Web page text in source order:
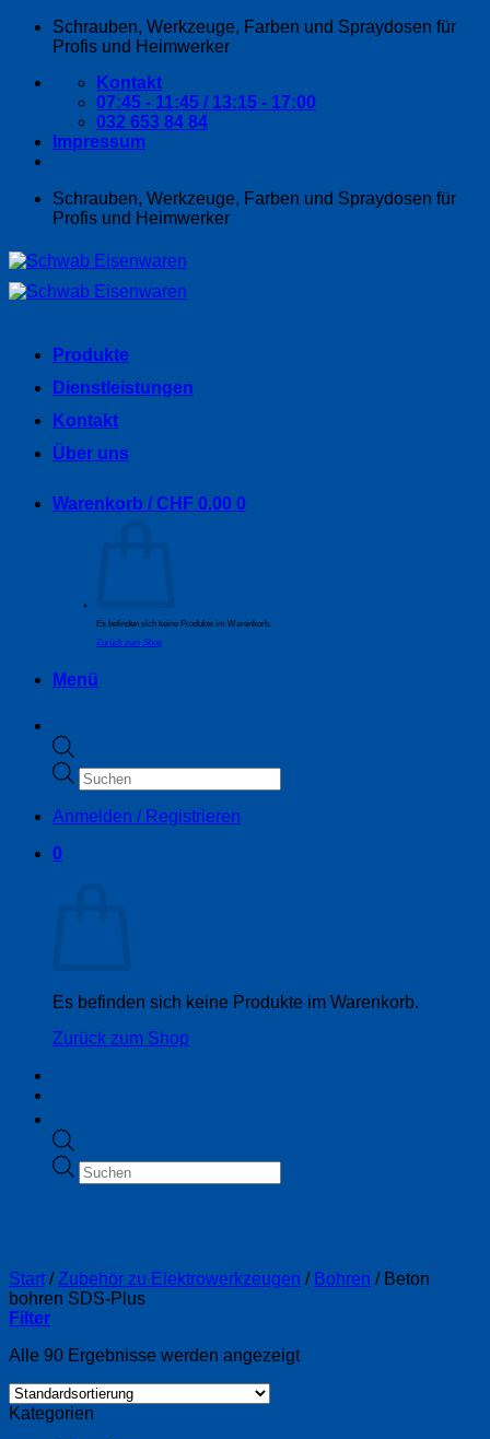
Zum
Schrauben, Werkzeuge, Farben und Spraydosen für
Profis und Heimwerker
Kontakt
07:45 - 11:45 / 13:15 - 17:00
032 653 84 84
Impressum
Schrauben, Werkzeuge, Farben und Spraydosen für
Profis und Heimwerker
Products
search
Anmelden / Registrieren
0
Es befinden sich keine Produkte im Warenkorb.
Zurück zum Shop
Produkte
Dienstleistungen
Kontakt
Über uns
Warenkorb / CHF 0.00 0
Es befinden sich keine Produkte im Warenkorb.
Zurück zum Shop
Menü
Products
search
Start / Zubehör zu Elektrowerkzeugen / Bohren /Beton
bohren SDS-Plus
Filter
Alle 90 Ergebnisse werden angezeigt
Kategorien